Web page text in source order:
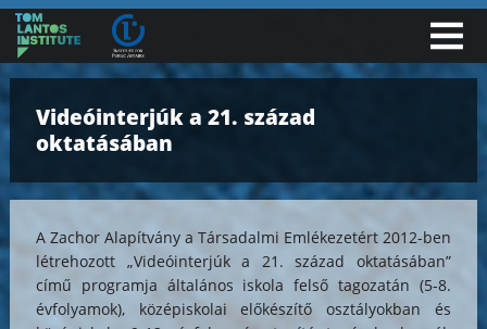
Videóinterjúk a 21. század
oktatásában
A Zachor Alapítvány a Társadalmi Emlékezetért 2012-ben
létrehozott „Videóinterjúk a 21. század oktatásában”
című programja általános iskola felső tagozatán (5-8.
évfolyamok), középiskolai előkészítő osztályokban és